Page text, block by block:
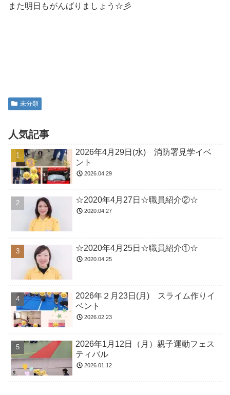
また明日もがんばりましょう☆彡
未分類
人気記事
2026年4月29日(水) 消防署見学イベ
ント
2026.04.29
☆2020年4月27日☆職員紹介②☆
2020.04.27
☆2020年4月25日☆職員紹介①☆
2020.04.25
2026年２月23日(月) スライム作りイ
ベント
2026.02.23
2026年1月12日（月）親子運動フェス
ティバル
2026.01.12